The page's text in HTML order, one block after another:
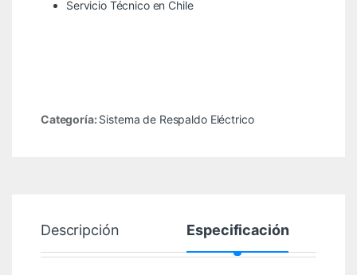
Servicio Técnico en Chile
Categoría: Sistema de Respaldo Eléctrico
Descripción Especificación